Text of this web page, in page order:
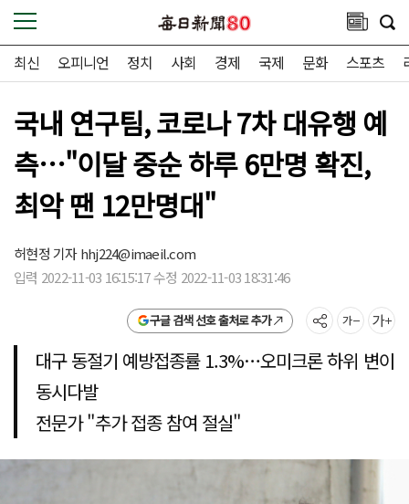
최신 오피니언 정치 사회 경제 국제 문화 스포츠
국내 연구팀, 코로나 7차 대유행 예
측…"이달 중순 하루 6만명 확진,
최악 땐 12만명대"
허현정 기자hhj224@imaeil.com
입력 2022-11-03 16:15:17 수정 2022-11-03 18:31:46
구글 검색 선호 출처로 추가
대구 동절기 예방접종률 1.3%…오미크론 하위 변이
동시다발
전문가 "추가 접종 참여 절실"